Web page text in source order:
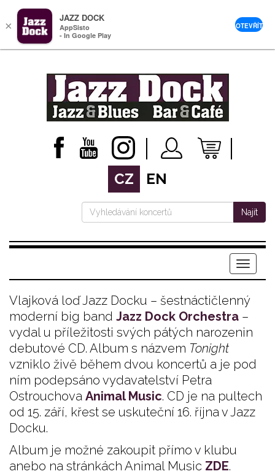
CZ EN
Najít
Menu
Vlajková loď Jazz Docku – šestnáctičlenný
moderní big band Jazz Dock Orchestra –
vydal u příležitosti svých pátých narozenin
debutové CD. Album s názvem Tonight
vzniklo živě během dvou koncertů a je pod
ním podepsáno vydavatelství Petra
Ostrouchova Animal Music. CD je na pultech
od 15. září, křest se uskuteční 16. října v Jazz
Docku.
Album je možné zakoupit přímo v klubu
anebo na stránkách Animal Music ZDE.
×
JAZZ DOCK
AppSisto
- In Google Play
OTEVŘÍT